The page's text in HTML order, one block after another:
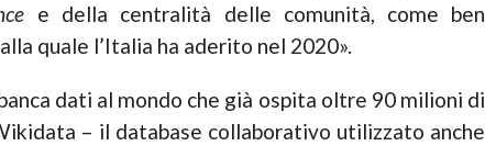
e della centralità delle comunità, come ben
quale l’Italia ha aderito nel 2020».
dati al mondo che già ospita oltre 90 milioni di
– il database collaborativo utilizzato anche